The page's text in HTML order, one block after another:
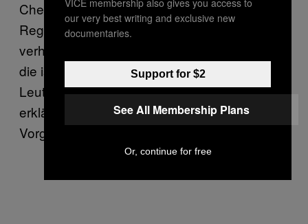
Checkpoints und Minenfeldern hat das
Regime auch Blockaden errichtet, die
verhindern, dass Lebensmittel und Wasser in
die isolierten Städte kommen. „Sie lassen die
Leute so lange hungern, bis sie aufgeben”,
erklärte Landis. „Eine solche
Vorgehensweise ist nichts Neues.”
our very best writing and exclusive new
documentaries.
Support for $2
See All Membership Plans
Or, continue for free